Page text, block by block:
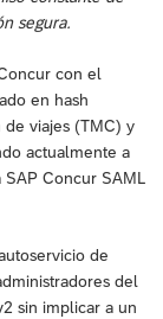
segura.
con el
en hash
de viajes (TMC) y
actualmente a
Concur SAML
de
del
sin implicar a un